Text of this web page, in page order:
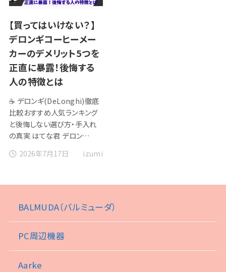
【買ってはいけない？】
デロンギコーヒーメー
カーのデメリット5つを
正直に暴露！後悔する
人の特徴とは
☕ デロンギ(DeLonghi)徹底
比較おすすめ人気ランキング
と後悔しない選び方・手入れ
の真実 はてな君 デロン…
2026年7月17日
izumi
BALMUDA（バルミューダ）
PC周辺機器
Aarke